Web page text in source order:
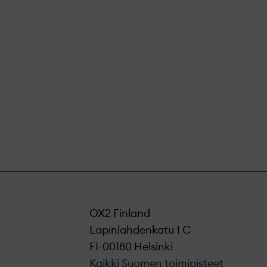
OX2 Finland
Lapinlahdenkatu 1 C
FI-00180 Helsinki
Kaikki Suomen toimipisteet